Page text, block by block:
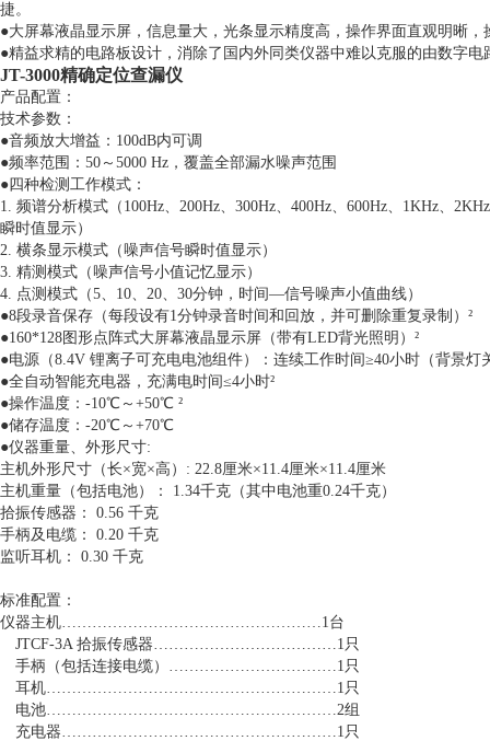
捷。
●大屏幕液晶显示屏，信息量大，光条显示精度高，操作界面直观明晰，
●精益求精的电路板设计，消除了国内外同类仪器中难以克服的由数字
JT-3000精确定位查漏仪
产品配置：
技术参数：
●音频放大增益：100dB内可调
●频率范围：50～5000 Hz，覆盖全部漏水噪声范围
●四种检测工作模式：
1. 频谱分析模式（100Hz、200Hz、300Hz、400Hz、600Hz、1KHz、
瞬时值显示）
2. 横条显示模式（噪声信号瞬时值显示）
3. 精测模式（噪声信号小值记忆显示）
4. 点测模式（5、10、20、30分钟，时间—信号噪声小值曲线）
●8段录音保存（每段设有1分钟录音时间和回放，并可删除重复录制）²
●160*128图形点阵式大屏幕液晶显示屏（带有LED背光照明）²
●电源（8.4V 锂离子可充电电池组件）：连续工作时间≥40小时（背景灯
●全自动智能充电器，充满电时间≤4小时²
●操作温度：-10℃～+50℃ ²
●储存温度：-20℃～+70℃
●仪器重量、外形尺寸:
主机外形尺寸（长×宽×高）: 22.8厘米×11.4厘米×11.4厘米
主机重量（包括电池）： 1.34千克（其中电池重0.24千克）
拾振传感器： 0.56 千克
手柄及电缆： 0.20 千克
监听耳机： 0.30 千克
标准配置：
仪器主机……………………………………………1台
JTCF-3A 拾振传感器………………………………1只
手柄（包括连接电缆）……………………………1只
耳机…………………………………………………1只
电池…………………………………………………2组
充电器………………………………………………1只